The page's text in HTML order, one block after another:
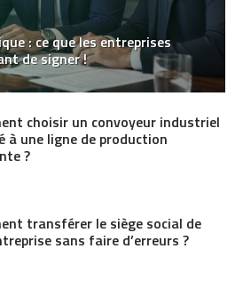
: ce que les entreprises
de signer !
choisir un convoyeur industriel
à une ligne de production
?
transférer le siège social de
sans faire d’erreurs ?